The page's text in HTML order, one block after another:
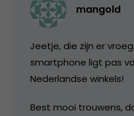
mangold
Jeetje, die zijn er
smartphone ligt pas
Nederlandse winkels!
Best mooi trouwens,